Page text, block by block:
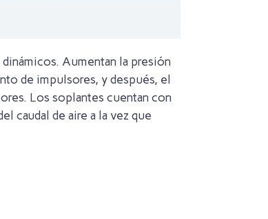
Aumentan la presión
de impulsores, y después, el
Los soplantes cuentan con
caudal de aire a la vez que